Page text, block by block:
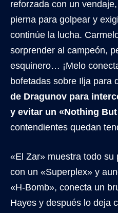
reforzada con un
pierna para golpear y
continúe la lucha.
sorprender al campeón,
esquinero… ¡Melo
bofetadas sobre Ilja para
de Dragunov para
y evitar un «Nothing But
contendientes quedan
«El Zar» muestra todo su
con un «Superplex» y
«H-Bomb», conecta un
Hayes y después lo deja